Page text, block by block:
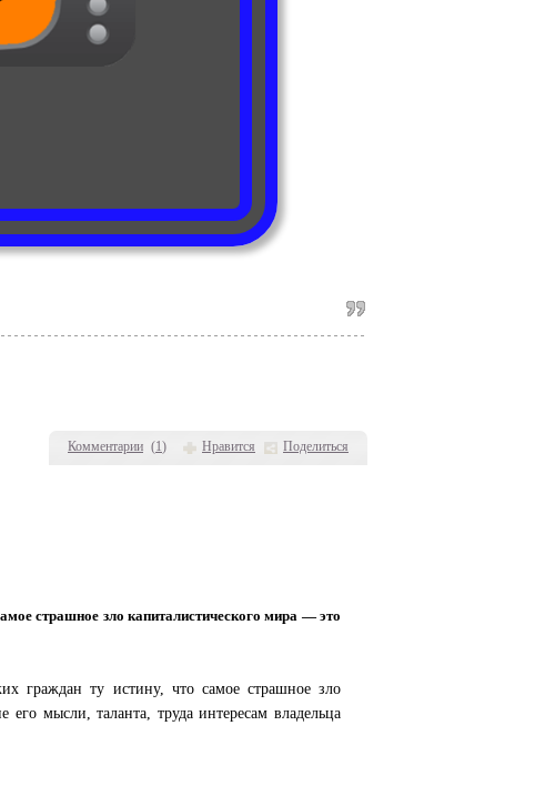
Комментарии (1) Нравится Поделиться
страшное зло капиталистического мира — это
граждан ту истину, что самое страшное зло
мысли, таланта, труда интересам владельца